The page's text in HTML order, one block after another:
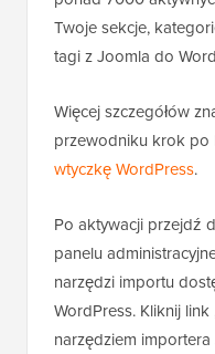
Twoje sekcje,
tagi z Joomla do
Więcej szczegółów
przewodniku krok po
wtyczkę WordPress.
Po aktywacji przejdź
panelu
narzędzi importu
WordPress. Kliknij
narzędziem importera